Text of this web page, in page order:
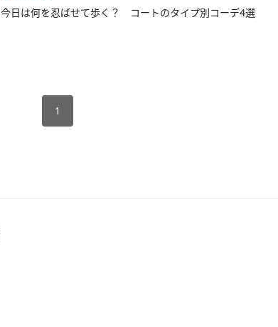
今日は何を忍ばせて歩く？ コートのタイプ別コーデ4選
1